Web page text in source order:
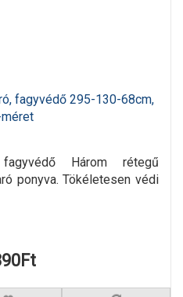
fagyvédő 295-130-68cm,
Három rétegű
ponyva. Tökéletesen védi